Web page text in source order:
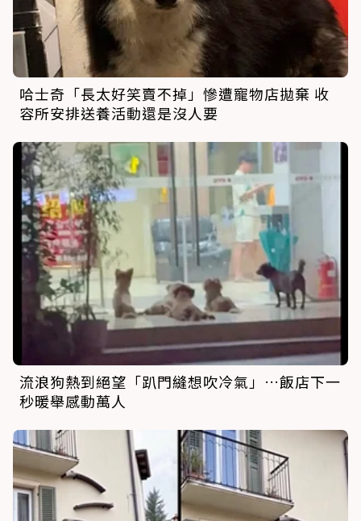
哈士奇「長太好笑賣不掉」慘遭寵物店拋棄 收
容所安排送養活動還是沒人要
流浪狗熱到絕望「趴門縫想吹冷氣」…飯店下一
秒暖舉感動萬人